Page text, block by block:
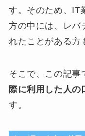
す。そのため、IT
方の中には、レバ
れたことがある方
そこで、この記事
際に利用した人の
す。